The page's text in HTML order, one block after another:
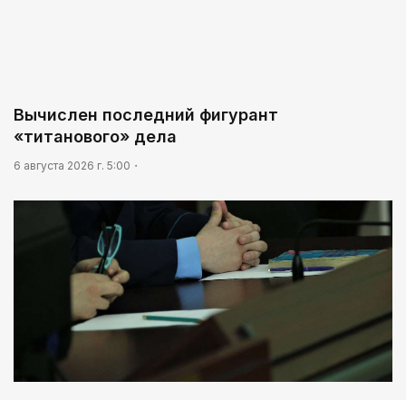
Вычислен последний фигурант
«титанового» дела
6 августа 2026 г. 5:00